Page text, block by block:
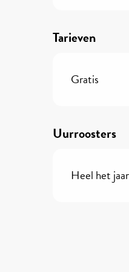
Tarieven
Gratis
Uurroosters
Heel het